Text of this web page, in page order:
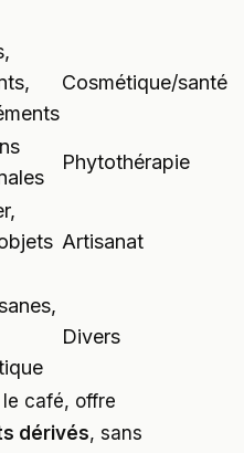
Cosmétique/santé
Phytothérapie
Artisanat
Divers
café, offre
dérivés, sans